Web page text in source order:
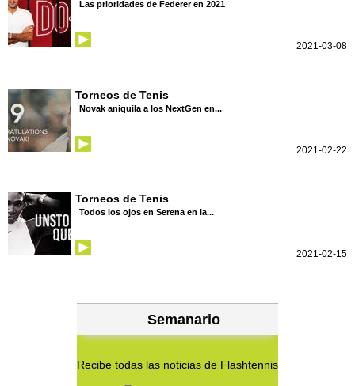
Las prioridades de Federer en 2021
2021-03-08
Torneos de Tenis
Novak aniquila a los NextGen en...
2021-02-22
Torneos de Tenis
Todos los ojos en Serena en la...
2021-02-15
Semanario
Recibe todas las noticias de Flashtennis